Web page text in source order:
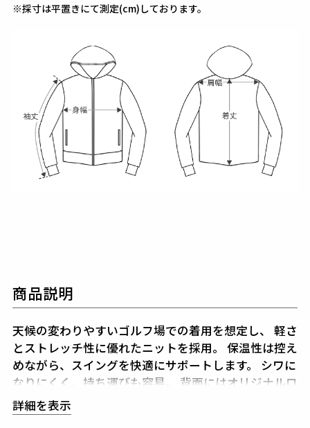
※採寸は平置きにて測定(cm)しております。
商品説明
天候の変わりやすいゴルフ場での着用を想定し、 軽さ
とストレッチ性に優れたニットを採用。 保温性は控え
めながら、スイングを快適にサポートします。 シワに
なりにくく、持ち運びも容易。 背面にはオリジナルロ
ゴをジャガードで表現し、
存在感を添えました。
詳細を表示